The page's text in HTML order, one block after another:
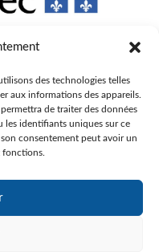
des technologies telles
aux informations des appareils.
de traiter des données
les identifiants uniques sur ce
consentement peut avoir un
fonctions.
Triaxe